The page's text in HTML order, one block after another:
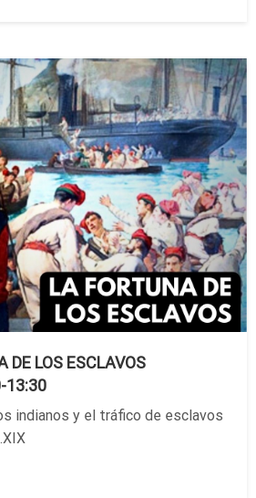
DE LOS ESCLAVOS
13:30
indianos y el tráfico de esclavos